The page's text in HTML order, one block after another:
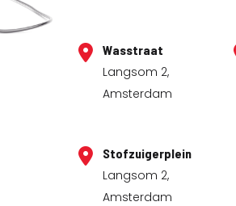
Wasstraat
Langsom 2,
Amsterdam
Stofzuigerplein
Langsom 2,
Amsterdam